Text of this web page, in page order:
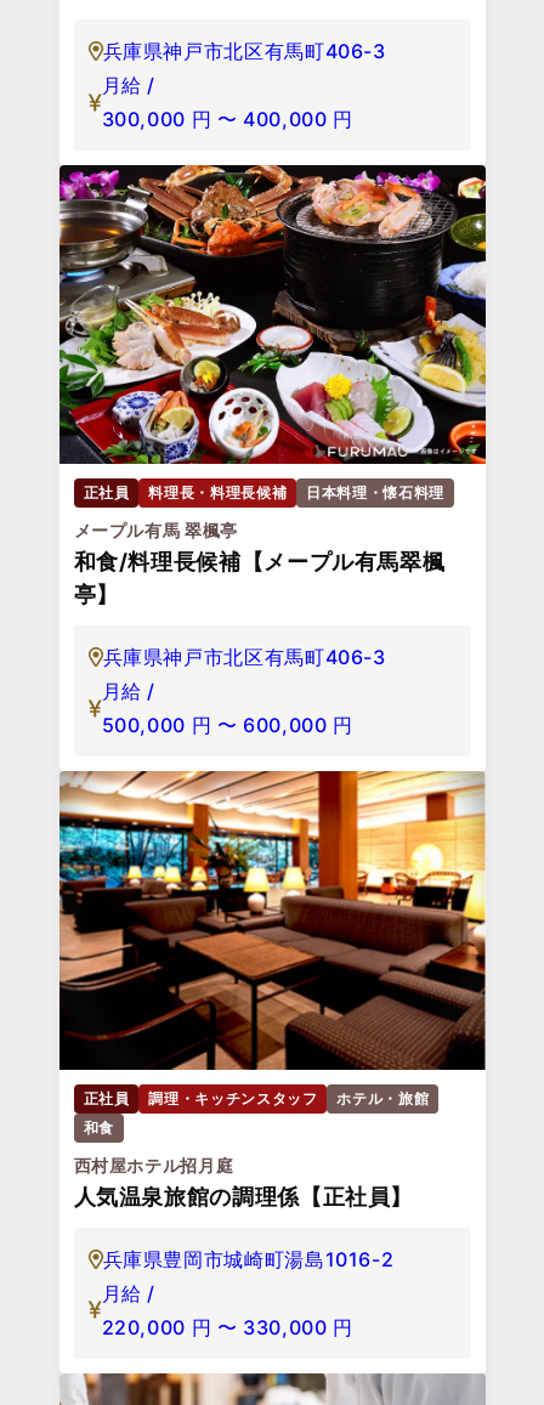
兵庫県神戸市北区有馬町406-3
月給 /
300,000 円 〜 400,000 円
正社員 料理長・料理長候補 日本料理・懐石料理
メープル有馬 翠楓亭
和食/料理長候補【メープル有馬翠楓
亭】
兵庫県神戸市北区有馬町406-3
月給 /
500,000 円 〜 600,000 円
正社員 調理・キッチンスタッフ
ホテル・旅館
和食
西村屋ホテル招月庭
人気温泉旅館の調理係【正社員】
兵庫県豊岡市城崎町湯島1016-2
月給 /
220,000 円 〜 330,000 円